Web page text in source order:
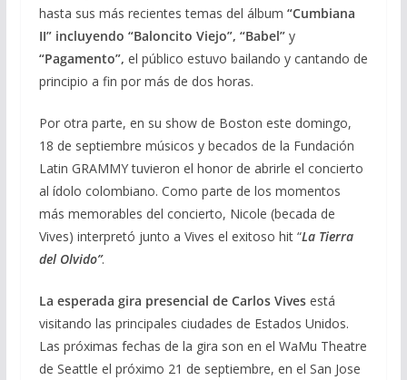
hasta sus más recientes temas del álbum “Cumbiana
II” incluyendo “Baloncito Viejo”, “Babel” y
“Pagamento”, el público estuvo bailando y cantando de
principio a fin por más de dos horas.
Por otra parte, en su show de Boston este domingo,
18 de septiembre músicos y becados de la Fundación
Latin GRAMMY tuvieron el honor de abrirle el concierto
al ídolo colombiano. Como parte de los momentos
más memorables del concierto, Nicole (becada de
Vives) interpretó junto a Vives el exitoso hit “La Tierra
del Olvido”.
La esperada gira presencial de Carlos Vivesestá
visitando las principales ciudades de Estados Unidos.
Las próximas fechas de la gira son en el WaMu Theatre
de Seattle el próximo 21 de septiembre, en el San Jose